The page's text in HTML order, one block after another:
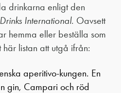
drinkarna enligt den
Drinks International. Oavsett
hemma eller beställa som
listan att utgå ifrån:
aperitivo-kungen. En
gin, Campari och röd